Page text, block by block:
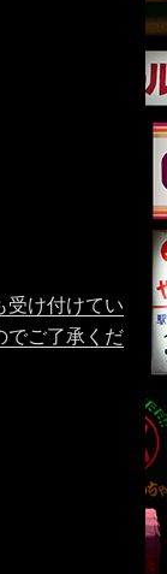
受け付けてい
でご了承くだ